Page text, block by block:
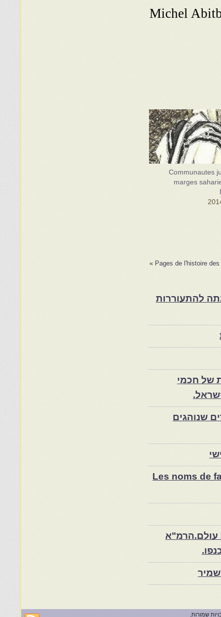
Michel
Communautes
marges
»
במרוקו בסוף המאה ה־19 ותרומתה להתעוררות
של חכמי
שנוהגים
Les noms de
עולם.הרמ"א